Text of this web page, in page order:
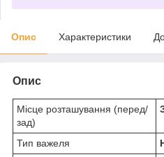
Опис Характеристики
Опис
Місце розташування (перед/
зад)
Тип важеля